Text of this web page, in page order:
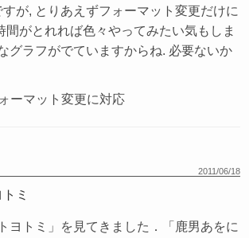
が, とりあえずフォーマット変更だけに
間がとれれば色々やってみたい気もしま
グラフがでていますからね. 必要ないか
ーマット変更に対応
2011/06/18
ミ
ヨトミ」を見てきました．「鹿男あをに